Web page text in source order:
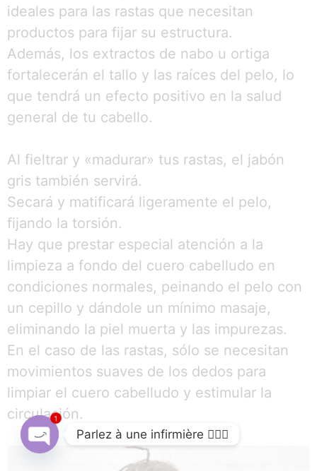
ideales para las rastas que necesitan
productos para fijar su estructura.
Además, los extractos de nabo u ortiga
fortalecerán el tallo y las raíces del pelo, lo
que tendrá un efecto positivo en la salud
general de tu cabello.
Al fieltrar y «madurar» tus rastas, el jabón
gris también servirá.
Secará y matificará ligeramente el pelo,
fijando la torsión.
Hay que prestar especial atención a la
limpieza a fondo del cuero cabelludo en
condiciones normales, peinando el pelo con
un cepillo y dándole un mínimo masaje,
eliminando la piel muerta y las impurezas.
En el caso de las rastas, sólo se necesitan
movimientos suaves de los dedos para
limpiar el cuero cabelludo y estimular la
circulación.
Parlez à une infirmière 👩🏽‍⚕️
1